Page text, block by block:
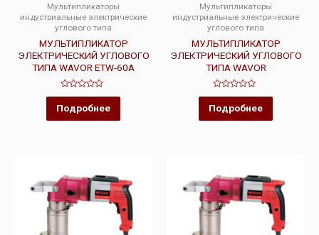
Мультипликаторы
индустриальные электрические
углового типа
МУЛЬТИПЛИКАТОР
ЭЛЕКТРИЧЕСКИЙ УГЛОВОГО
ТИПА WAVOR ETW-60A
Оценка
из
Подробнее
Мультипликаторы
индустриальные электрические
углового типа
МУЛЬТИПЛИКАТОР
ЭЛЕКТРИЧЕСКИЙ УГЛОВОГО
ТИПА WAVOR
Оценка
из
Подробнее